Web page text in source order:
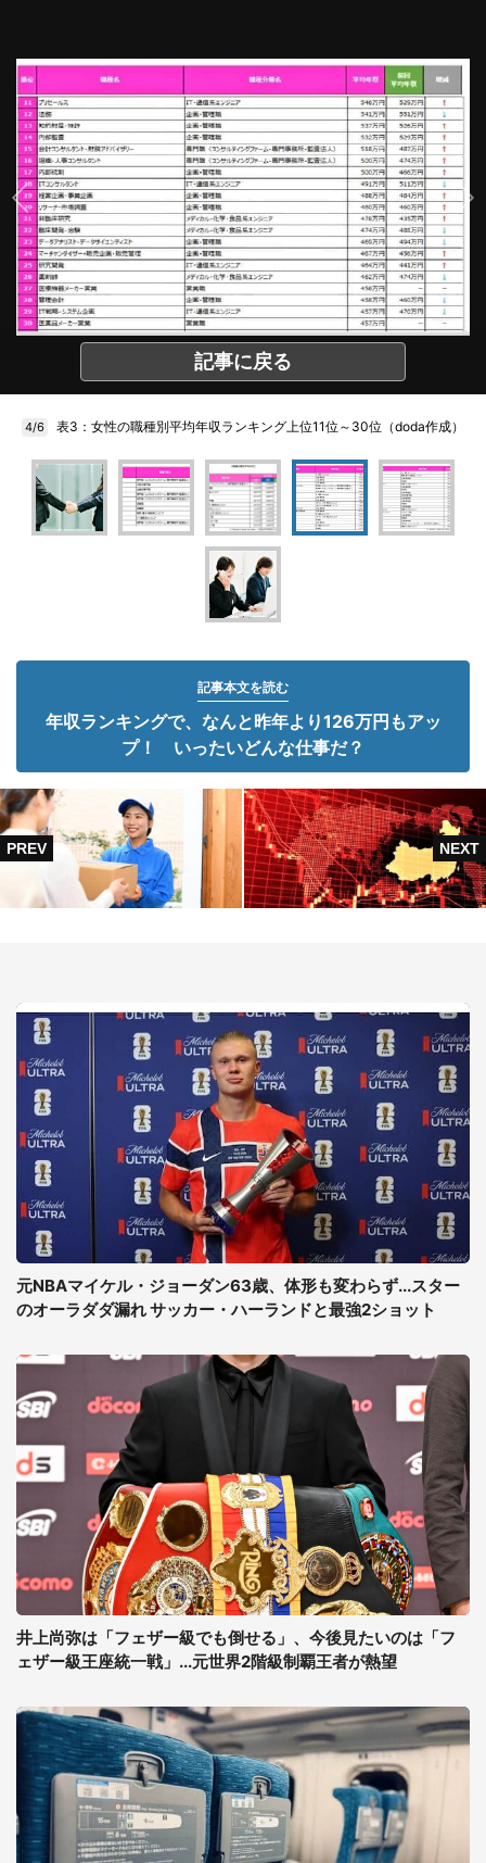
記事に戻る
4/6 表3：女性の職種別平均年収ランキング上位11位～30位（doda作成）
記事本文を読む
年収ランキングで、なんと昨年より126万円もアッ
プ！ いったいどんな仕事だ？
元NBAマイケル・ジョーダン63歳、体形も変わらず...スター
のオーラダダ漏れ サッカー・ハーランドと最強2ショット
井上尚弥は「フェザー級でも倒せる」、今後見たいのは「フ
ェザー級王座統一戦」...元世界2階級制覇王者が熱望